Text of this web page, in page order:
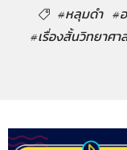
#หลุมดำ #
#เรื่องสั้นวิทยาศา